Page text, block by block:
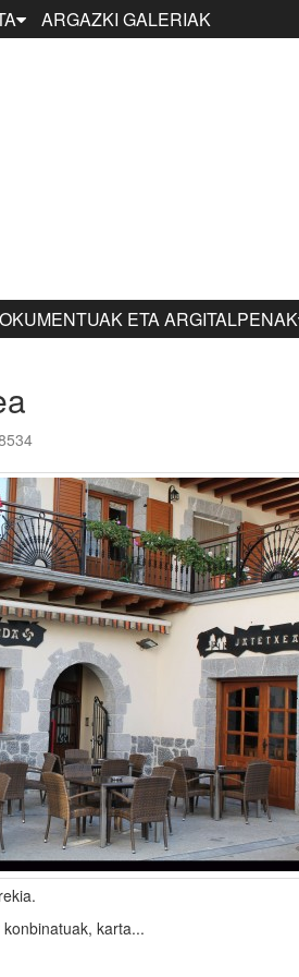
ARGAZKI GALERIAK
ETA ARGITALPENAK
karta...